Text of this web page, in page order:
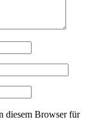
diesem Browser für